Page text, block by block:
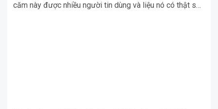
căm này được nhiều người tin dùng và liệu nó có thật sự